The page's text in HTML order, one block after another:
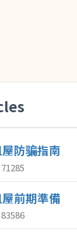
防骗指南
前期準備